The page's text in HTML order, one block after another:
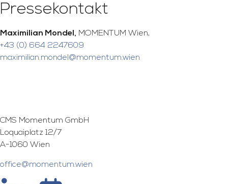
Pressekontakt
Maximilian Mondel, MOMENTUM Wien,
+43 (0) 664 2247609
maximilian.mondel@momentum.wien
CMS Momentum GmbH
Loquaiplatz 12/7
A-1060 Wien
office@momentum.wien